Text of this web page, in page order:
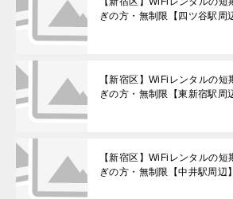
ぎの方・無制限【四ツ谷駅周
【新宿区】WiFiレンタルの
ぎの方・無制限【東新宿駅周
【新宿区】WiFiレンタルの
ぎの方・無制限【中井駅周辺】